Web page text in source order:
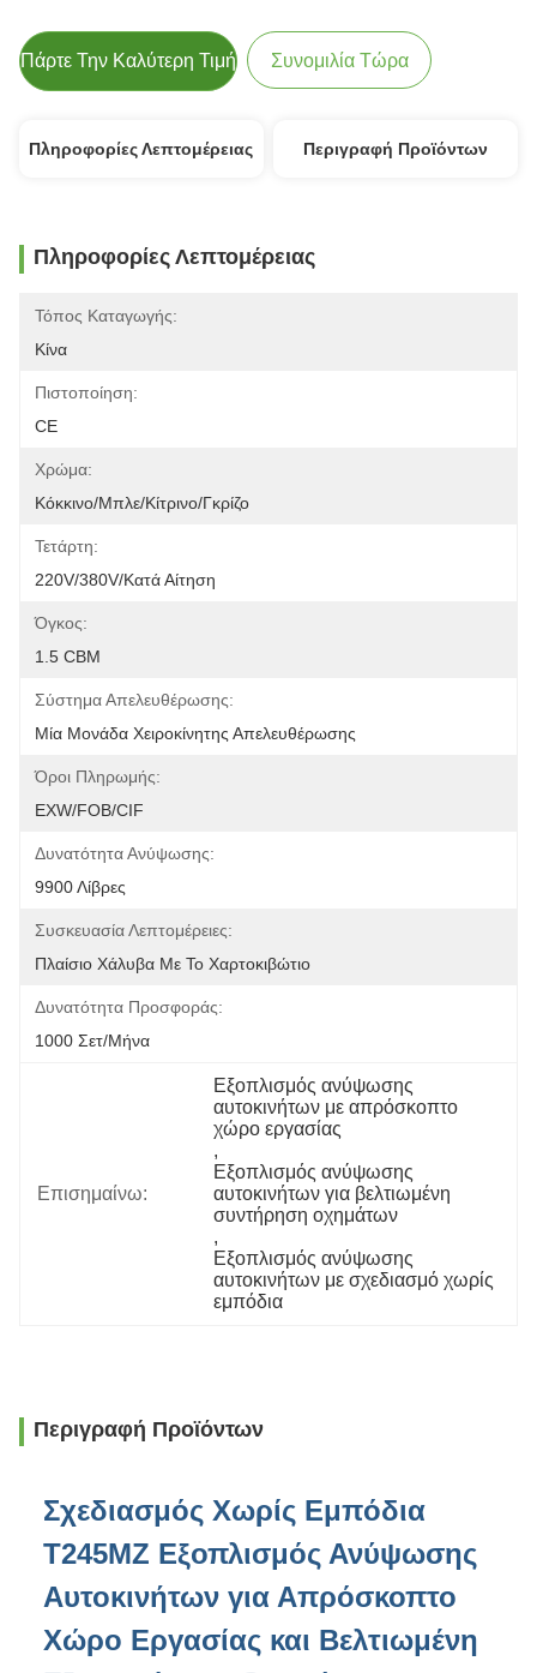
Πάρτε Την Καλύτερη Τιμή Συνομιλία Τώρα
Πληροφορίες Λεπτομέρειας Περιγραφή Προϊόντων
Πληροφορίες Λεπτομέρειας
Τόπος Καταγωγής:
Κίνα
Πιστοποίηση:
CE
Χρώμα:
Κόκκινο/μπλε/κίτρινο/γκρίζο
Τετάρτη:
220V/380V/κατά Αίτηση
Όγκος:
1.5 CBM
Σύστημα Απελευθέρωσης:
Μία Μονάδα Χειροκίνητης Απελευθέρωσης
Όροι Πληρωμής:
EXW/FOB/CIF
Δυνατότητα Ανύψωσης:
9900 Λίβρες
Συσκευασία Λεπτομέρειες:
Πλαίσιο Χάλυβα Με Το Χαρτοκιβώτιο
Δυνατότητα Προσφοράς:
1000 Σετ/μήνα
Επισημαίνω:
Εξοπλισμός ανύψωσης
αυτοκινήτων με απρόσκοπτο
χώρο εργασίας
,
Εξοπλισμός ανύψωσης
αυτοκινήτων για βελτιωμένη
συντήρηση οχημάτων
,
Εξοπλισμός ανύψωσης
αυτοκινήτων με σχεδιασμό χωρίς
εμπόδια
Περιγραφή Προϊόντων
Σχεδιασμός Χωρίς Εμπόδια
T245MZ Εξοπλισμός Ανύψωσης
Αυτοκινήτων για Απρόσκοπτο
Χώρο Εργασίας και Βελτιωμένη